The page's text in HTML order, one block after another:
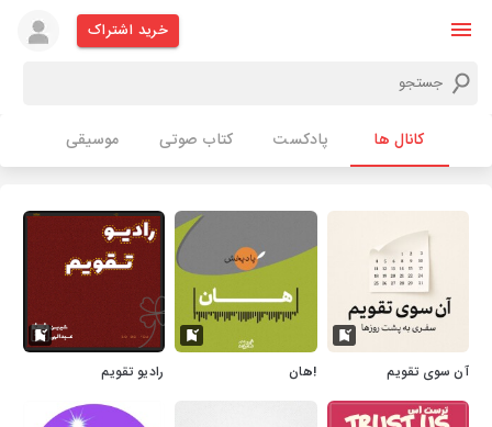
خرید اشتراک
کانال ها پادکست کتاب صوتی موسیقی
آن سوی تقویم !هان رادیو تقویم